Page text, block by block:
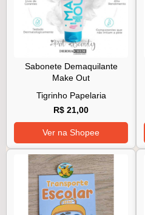
Sabonete Demaquilante
Make Out
Tigrinho Papelaria
R$ 21,00
Ver na Shopee